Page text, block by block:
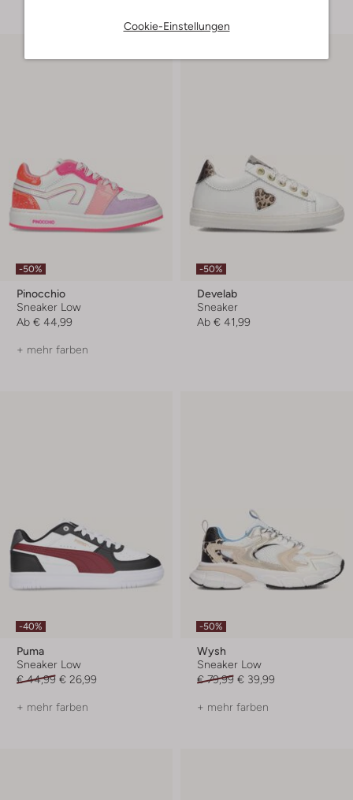
Cookie-Einstellungen
-50%
Pinocchio
Sneaker Low
Ab € 44,99
+ mehr farben
-50%
Develab
Sneaker
Ab € 41,99
-40%
Puma
Sneaker Low
€ 44,99 € 26,99
+ mehr farben
-50%
Wysh
Sneaker Low
€ 79,99 € 39,99
+ mehr farben